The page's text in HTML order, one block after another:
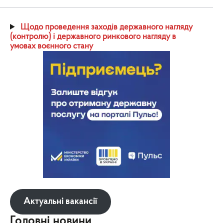
Щодо проведення заходів державного нагляду
(контролю) і державного ринкового нагляду в
умовах воєнного стану
Актуальні вакансії